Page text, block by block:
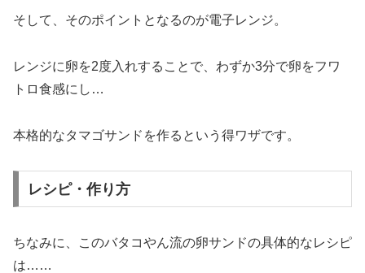
そして、そのポイントとなるのが電子レンジ。
レンジに卵を2度入れすることで、わずか3分で卵をフワ
トロ食感にし…
本格的なタマゴサンドを作るという得ワザです。
レシピ・作り方
ちなみに、このバタコやん流の卵サンドの具体的なレシピ
は……